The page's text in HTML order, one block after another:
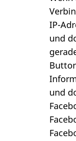
IP-
und
und